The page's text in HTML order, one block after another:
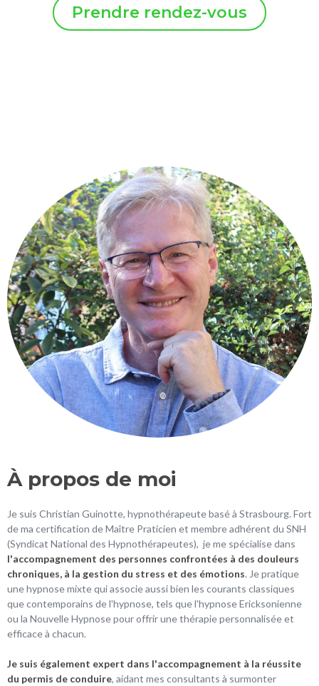
Prendre rendez-vous
À propos de moi
Je suis Christian Guinotte, hypnothérapeute basé à Strasbourg. Fort
de ma certification de Maître Praticien et membre adhérent du SNH
(Syndicat National des Hypnothérapeutes), je me spécialise dans
l'accompagnement des personnes confrontées à des douleurs
chroniques, à la gestion du stress et des émotions. Je pratique
une hypnose mixte qui associe aussi bien les courants classiques
que contemporains de l'hypnose, tels que l'hypnose Ericksonienne
ou la Nouvelle Hypnose pour offrir une thérapie personnalisée et
efficace à chacun.
Je suis également expert dans l'accompagnement à la réussite
du permis de conduire, aidant mes consultants à surmonter